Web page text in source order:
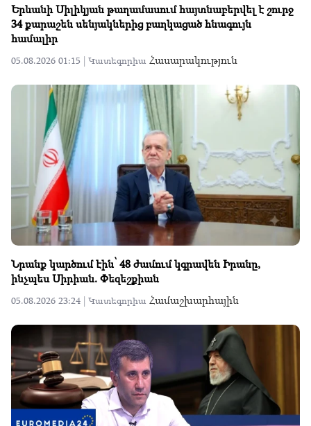
Երևանի Սիլիկյան թաղամասում հայտնաբերվել է շուրջ
34 քարաշեն սենյակներից բաղկացած հնագույն
համալիր
05.08.2026 01:15 | Կատեգորիա Հասարակություն
Նրանք կարծում էին՝ 48 ժամում կգրավեն Իրանը,
ինչպես Սիրիան. Փեզեշքիան
05.08.2026 23:24 | Կատեգորիա Համաշխարհային